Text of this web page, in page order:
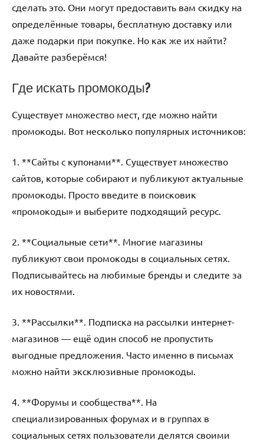
сделать это. Они могут предоставить вам скидку на
определённые товары, бесплатную доставку или
даже подарки при покупке. Но как же их найти?
Давайте разберёмся!
Где искать промокоды?
Существует множество мест, где можно найти
промокоды. Вот несколько популярных источников:
1. **Сайты с купонами**. Существует множество
сайтов, которые собирают и публикуют актуальные
промокоды. Просто введите в поисковик
«промокоды» и выберите подходящий ресурс.
2. **Социальные сети**. Многие магазины
публикуют свои промокоды в социальных сетях.
Подписывайтесь на любимые бренды и следите за
их новостями.
3. **Рассылки**. Подписка на рассылки интернет-
магазинов — ещё один способ не пропустить
выгодные предложения. Часто именно в письмах
можно найти эксклюзивные промокоды.
4. **Форумы и сообщества**. На
специализированных форумах и в группах в
социальных сетях пользователи делятся своими